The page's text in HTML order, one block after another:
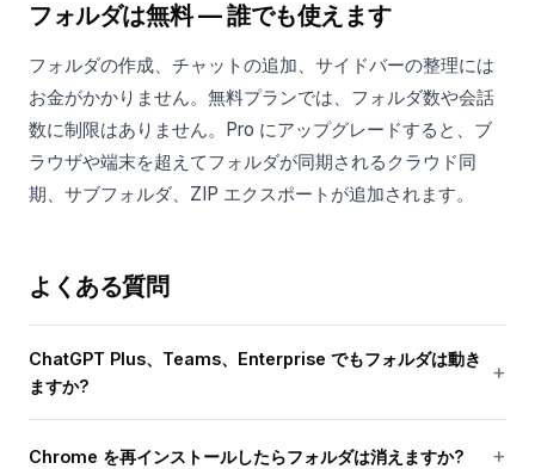
フォルダは無料 — 誰でも使えます
フォルダの作成、チャットの追加、サイドバーの整理には
お金がかかりません。無料プランでは、フォルダ数や会話
数に制限はありません。Pro にアップグレードすると、ブ
ラウザや端末を超えてフォルダが同期されるクラウド同
期、サブフォルダ、ZIP エクスポートが追加されます。
よくある質問
ChatGPT Plus、Teams、Enterprise でもフォルダは動き
ますか?
Chrome を再インストールしたらフォルダは消えますか?